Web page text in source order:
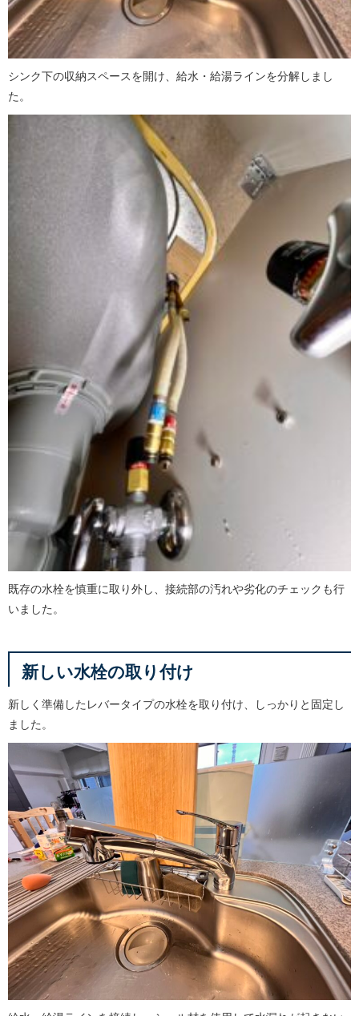
シンク下の収納スペースを開け、給水・給湯ラインを分解しまし
た。
既存の水栓を慎重に取り外し、接続部の汚れや劣化のチェックも行
いました。
新しい水栓の取り付け
新しく準備したレバータイプの水栓を取り付け、しっかりと固定し
ました。